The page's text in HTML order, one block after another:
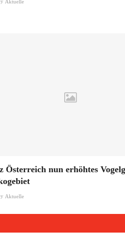
Österreich nun erhöhtes
Aktuelle